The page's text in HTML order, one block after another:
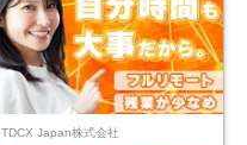
TDCX Japan株式会社